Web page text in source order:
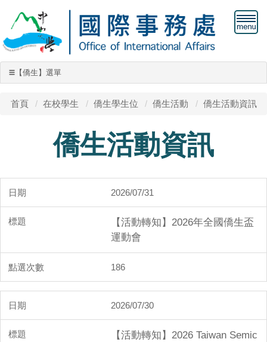
☰ 【僑生】選單
獎助學金
僑生保險
僑生社團
僑生畢業專區
僑生活動
聯絡方式
首頁 在校學生 僑生學生位 僑生活動 僑生活動資訊
僑生活動資訊
2026/07/31
【活動轉知】2026年全國僑生盃
運動會
186
2026/07/30
【活動轉知】2026 Taiwan Semic